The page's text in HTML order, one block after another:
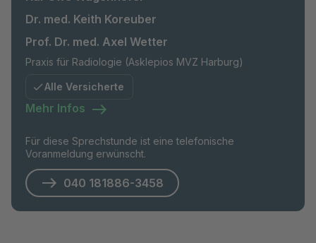
Dr. med. Keith Koreuber
Prof. Dr. med. Axel Wetter
Praxis für Radiologie (Asklepios MVZ Harburg)
Alle Versicherte
Mehr Infos
Für diese Sprechstunde ist eine telefonische
Voranmeldung erwünscht.
040 181886-3458